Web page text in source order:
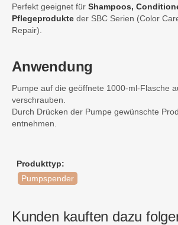
Perfekt geeignet für Shampoos,
Pflegeprodukte der SBC Serien (Color
Repair).
Anwendung
Pumpe auf die geöffnete 1000-ml-Flasche
verschrauben.
Durch Drücken der Pumpe gewünschte
entnehmen.
Produkttyp:
Pumpspender
Kunden kauften dazu